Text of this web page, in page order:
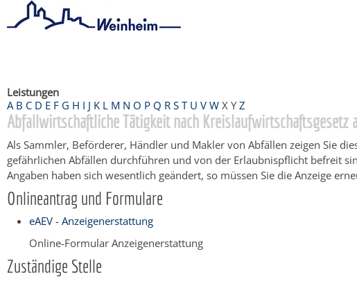
Leistungen
A B C D E F G H I J K L M N O P Q R S T U V W X Y Z
Abfallwirtschaftliche Tätigkeit nach Kreislaufwirtschaftsgesetz
Als Sammler, Beförderer, Händler und Makler von Abfällen zeigen Sie
gefährlichen Abfällen durchführen und von der Erlaubnispflicht befreit
Angaben haben sich wesentlich geändert, so müssen Sie die Anzeige
Onlineantrag und Formulare
eAEV - Anzeigenerstattung
Online-Formular Anzeigenerstattung
Zuständige Stelle